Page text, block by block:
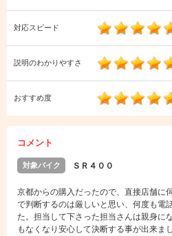
対応スピード
説明のわかりやすさ
おすすめ度
コメント
対象バイク ＳＲ４００
京都からの購入だったので、直接店舗に
で判断するのは厳しいと思い、何度も電
た。担当して下さった担当さんは親身に
もなくなり安心して決断する事が出来ま